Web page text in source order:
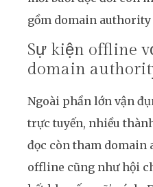
gồm domain
Sự kiện offline
domain
Ngoài phần lớn vận
trực tuyến, nhiều
đọc còn tham domain
offline cũng như hội